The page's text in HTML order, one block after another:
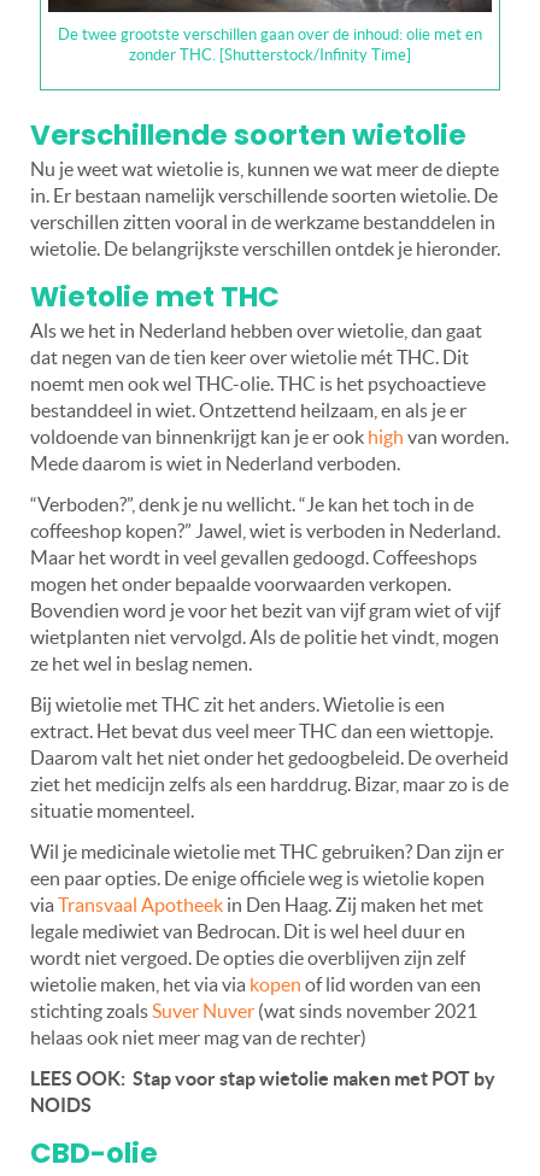
De twee grootste verschillen gaan over de inhoud: olie met en
zonder THC. [Shutterstock/Infinity Time]
Verschillende soorten wietolie
Nu je weet wat wietolie is, kunnen we wat meer de diepte
in. Er bestaan namelijk verschillende soorten wietolie. De
verschillen zitten vooral in de werkzame bestanddelen in
wietolie. De belangrijkste verschillen ontdek je hieronder.
Wietolie met THC
Als we het in Nederland hebben over wietolie, dan gaat
dat negen van de tien keer over wietolie mét THC. Dit
noemt men ook wel THC-olie. THC is het psychoactieve
bestanddeel in wiet. Ontzettend heilzaam, en als je er
voldoende van binnenkrijgt kan je er ook high van worden.
Mede daarom is wiet in Nederland verboden.
“Verboden?”, denk je nu wellicht. “Je kan het toch in de
coffeeshop kopen?” Jawel, wiet is verboden in Nederland.
Maar het wordt in veel gevallen gedoogd. Coffeeshops
mogen het onder bepaalde voorwaarden verkopen.
Bovendien word je voor het bezit van vijf gram wiet of vijf
wietplanten niet vervolgd. Als de politie het vindt, mogen
ze het wel in beslag nemen.
Bij wietolie met THC zit het anders. Wietolie is een
extract. Het bevat dus veel meer THC dan een wiettopje.
Daarom valt het niet onder het gedoogbeleid. De overheid
ziet het medicijn zelfs als een harddrug. Bizar, maar zo is de
situatie momenteel.
Wil je medicinale wietolie met THC gebruiken? Dan zijn er
een paar opties. De enige officiele weg is wietolie kopen
via Transvaal Apotheek in Den Haag. Zij maken het met
legale mediwiet van Bedrocan. Dit is wel heel duur en
wordt niet vergoed. De opties die overblijven zijn zelf
wietolie maken, het via via kopen of lid worden van een
stichting zoalsSuver Nuver (wat sinds november 2021
helaas ook niet meer mag van de rechter)
LEES OOK: Stap voor stap wietolie maken met POT by
NOIDS
CBD-olie